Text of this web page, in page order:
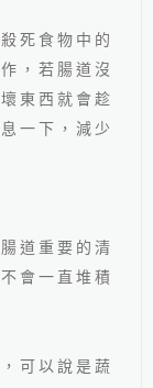
死食物中的
，若腸道沒
東西就會趁
一下，減少
道重要的清
會一直堆積
可以說是蔬